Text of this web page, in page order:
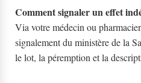
Comment signaler un effet
Via votre médecin ou
signalement du ministère de la
le lot, la péremption et la